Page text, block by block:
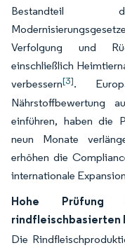
Bestandteil
Verfolgung und
einschließlich
verbessern[3].
Nährstoffbewertung
einführen, haben die
neun Monate
erhöhen die
internationale
Hohe Prüfung
rindfleischbasierten
Die